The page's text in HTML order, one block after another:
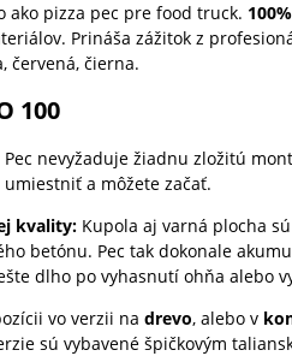
ako pizza pec pre food truck.
Prináša zážitok z
červená, čierna.
100
Pec nevyžaduje žiadnu zložitú
a môžete začať.
kvality: Kupola aj varná plocha
betónu. Pec tak dokonale
dlho po vyhasnutí ohňa alebo
vo verzii nadrevo, alebo v
sú vybavené špičkovým